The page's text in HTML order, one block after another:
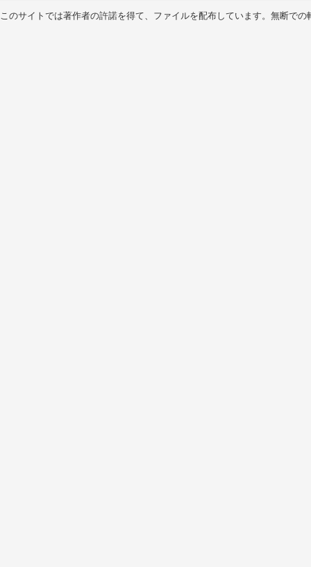
このサイトでは著作者の許諾を得て、ファイルを配布しています。無断での